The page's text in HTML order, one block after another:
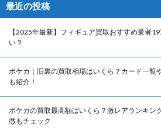
最近の投稿
【2025年最新】フィギュア買取おすすめ業者
い？
ポケカ｜旧裏の買取相場はいくら？カード一覧
も紹介！
ポケカの買取最高額はいくら？激レアランキン
徴もチェック